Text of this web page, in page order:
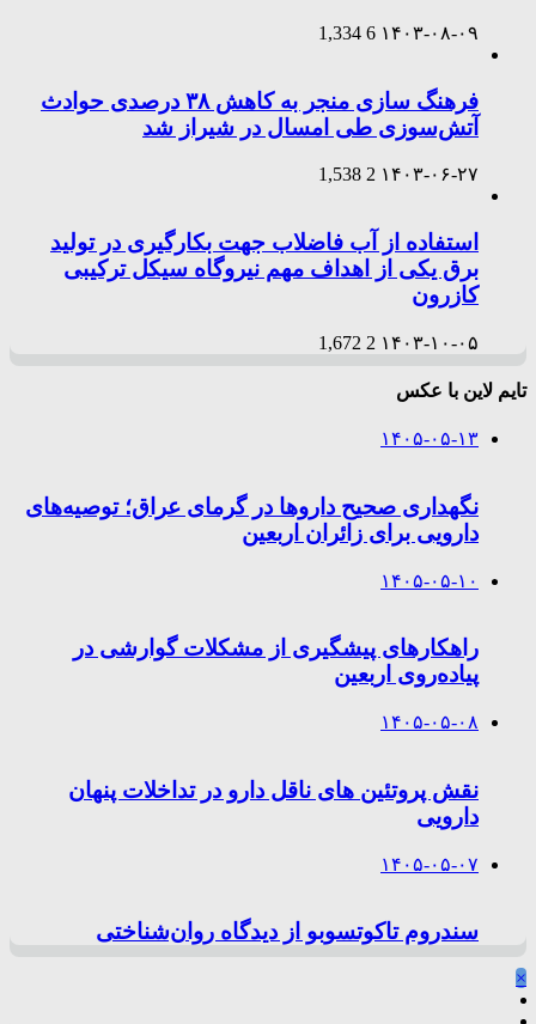
۱۴۰۳-۰۸-۰۹ 6
1,334
فرهنگ سازی منجر به کاهش ۳۸ درصدی حوادث
آتش‌سوزی طی امسال در شیراز شد
۱۴۰۳-۰۶-۲۷ 2
1,538
استفاده از آب فاضلاب جهت بکارگیری در تولید
برق یکی از اهداف مهم نیروگاه سیکل ترکیبی
کازرون
۱۴۰۳-۱۰-۰۵ 2
1,672
تایم لاین با عکس
۱۴۰۵-۰۵-۱۳
نگهداری صحیح داروها در گرمای عراق؛ توصیه‌های
دارویی برای زائران اربعین
۱۴۰۵-۰۵-۱۰
راهکارهای پیشگیری از مشکلات گوارشی در
پیاده‌روی اربعین
۱۴۰۵-۰۵-۰۸
نقش پروتئین های ناقل دارو در تداخلات پنهان
دارویی
۱۴۰۵-۰۵-۰۷
سندروم تاکوتسوبو از دیدگاه روان‌شناختی
×